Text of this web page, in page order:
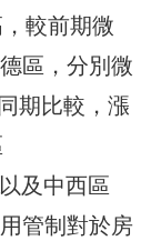
較前期微
區，分別微
期比較，漲
及中西區
管制對於房